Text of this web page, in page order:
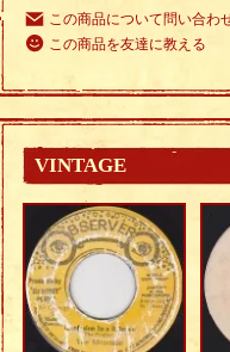
この商品について問い合わ
この商品を友達に教える
VINTAGE